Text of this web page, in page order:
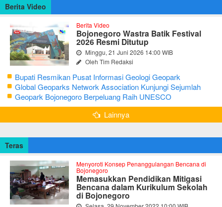
Berita Video
Berita Video
Bojonegoro Wastra Batik Festival
2026 Resmi Ditutup
Minggu, 21 Juni 2026 14:00 WIB
Oleh Tim Redaksi
Bupati Resmikan Pusat Informasi Geologi Geopark
Bojonegoro
Global Geoparks Network Association Kunjungi Sejumlah
Geosite di Bojonegoro
Geopark Bojonegoro Berpeluang Raih UNESCO
Global Geopark
Lainnya
Teras
Menyoroti Konsep Penanggulangan Bencana di
Bojonegoro
Memasukkan Pendidikan Mitigasi
Bencana dalam Kurikulum Sekolah
di Bojonegoro